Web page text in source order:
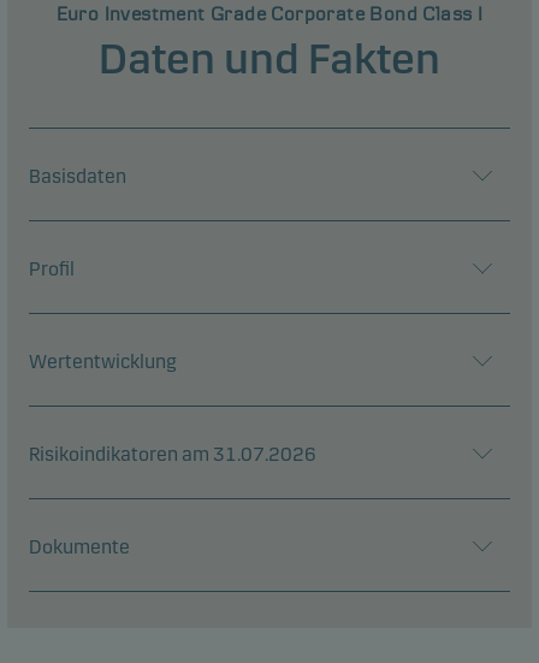
Euro Investment Grade Corporate Bond Class I
Daten und Fakten
Basisdaten
Profil
Wertentwicklung
Risikoindikatoren am 31.07.2026
Dokumente